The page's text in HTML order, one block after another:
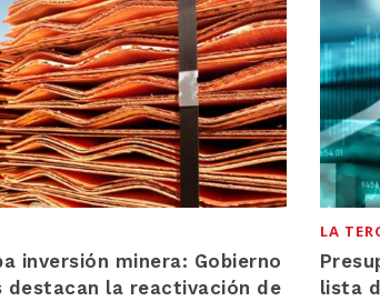
inversión minera: Gobierno
destacan la reactivación de
LA
lista